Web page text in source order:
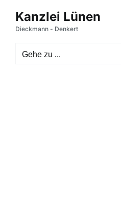
Inhalt
springen
Gehe zu ...